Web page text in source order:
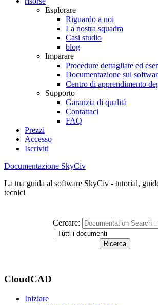
Esplorare
Riguardo a noi
La nostra squadra
Casi studio
blog
Imparare
Procedure dettagliate ed
Documentazione sul
Centro di apprendimento
Supporto
Garanzia di qualità
Contattaci
FAQ
Prezzi
Accesso
Iscriviti
Documentazione SkyCiv
La tua guida al software SkyCiv - tutorial,
tecnici
Cercare:
CloudCAD
Iniziare